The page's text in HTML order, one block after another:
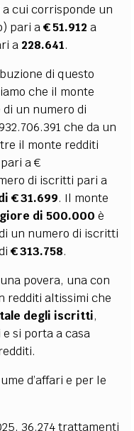
a cui corrisponde un
pari a€ 51.912 a
a 228.641.
di questo
che il monte
di un numero di
che da un
il monte redditi
a €
di iscritti pari a
€ 31.699. Il monte
di 500.000 è
un numero di iscritti
€ 313.758.
povera, una con
redditi altissimi che
degli iscritti,
si porta a casa
d’affari e per le
36.274 trattamenti